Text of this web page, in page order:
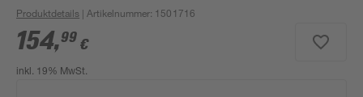
Produktdetails | Artikelnummer: 1501716
154,99 €
inkl. 19% MwSt.